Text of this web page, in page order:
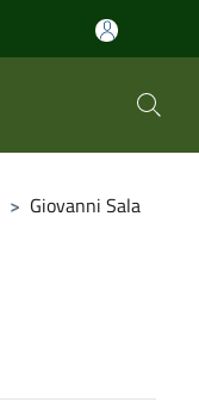
> Giovanni Sala